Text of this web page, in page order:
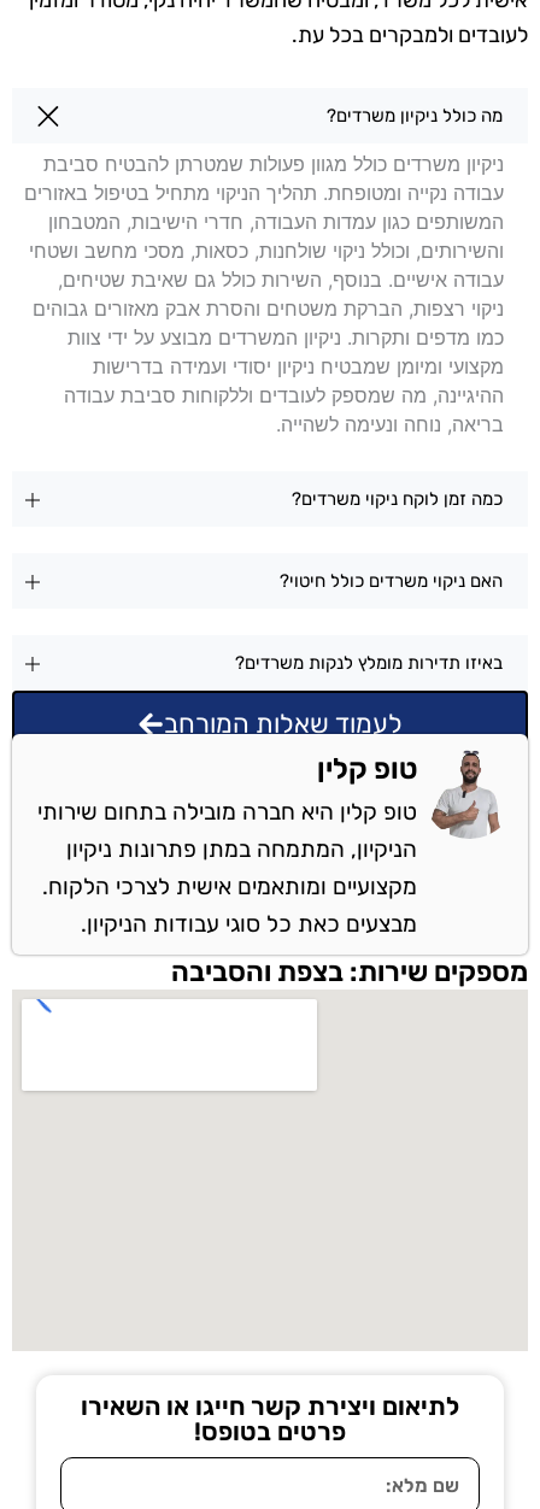
לעובדים ולמבקרים בכל עת.
שאלות בנושא ניקיון משרדים בצפת
מה כולל ניקיון משרדים?
ניקיון משרדים כולל מגוון פעולות שמטרתן להבטיח סביבת
עבודה נקייה ומטופחת. תהליך הניקוי מתחיל בטיפול באזורים
המשותפים כגון עמדות העבודה, חדרי הישיבות, המטבחון
והשירותים, וכולל ניקוי שולחנות, כסאות, מסכי מחשב ושטחי
עבודה אישיים. בנוסף, השירות כולל גם שאיבת שטיחים,
ניקוי רצפות, הברקת משטחים והסרת אבק מאזורים גבוהים
כמו מדפים ותקרות. ניקיון המשרדים מבוצע על ידי צוות
מקצועי ומיומן שמבטיח ניקיון יסודי ועמידה בדרישות
ההיגיינה, מה שמספק לעובדים וללקוחות סביבת עבודה
בריאה, נוחה ונעימה לשהייה.
כמה זמן לוקח ניקוי משרדים?
האם ניקוי משרדים כולל חיטוי?
באיזו תדירות מומלץ לנקות משרדים?
לעמוד שאלות המורחב
טופ קלין
טופ קלין היא חברה מובילה בתחום שירותי
הניקיון, המתמחה במתן פתרונות ניקיון
מקצועיים ומותאמים אישית לצרכי הלקוח.
מבצעים כאת כל סוגי עבודות הניקיון.
מספקים שירות: בצפת והסביבה
לתיאום ויצירת קשר חייגו או השאירו
פרטים בטופס!